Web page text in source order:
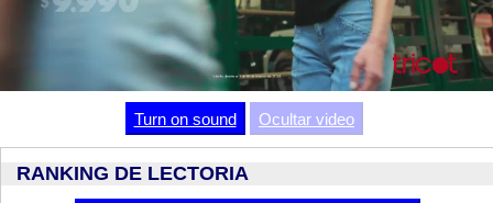
Video
Turn on sound Ocultar video
RANKING DE LECTORIA